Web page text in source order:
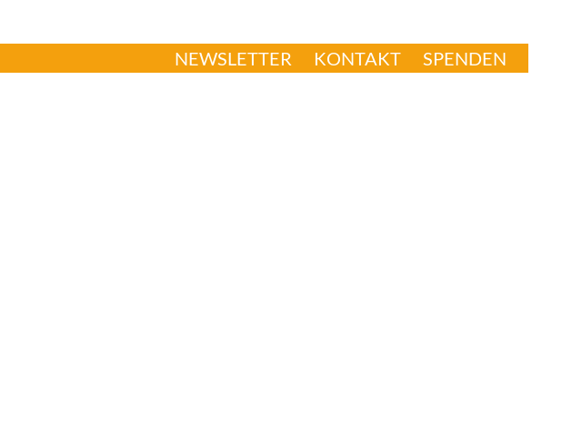
NEWSLETTER KONTAKT SPENDEN